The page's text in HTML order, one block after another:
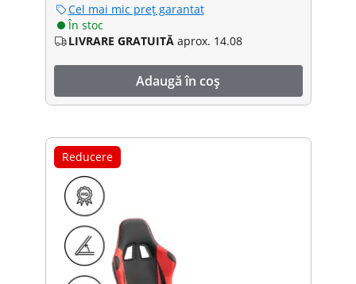
Cel mai mic preț garantat
În stoc
LIVRARE GRATUITĂ aprox. 14.08
Adaugă în coș
Reducere